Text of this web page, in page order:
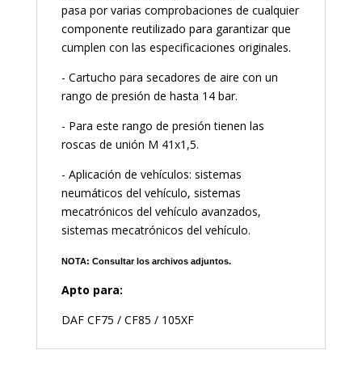
pasa por varias comprobaciones de cualquier
componente reutilizado para garantizar que
cumplen con las especificaciones originales.
- Cartucho para secadores de aire con un
rango de presión de hasta 14 bar.
- Para este rango de presión tienen las
roscas de unión M 41x1,5.
- Aplicación de vehículos: sistemas
neumáticos del vehículo, sistemas
mecatrónicos del vehículo avanzados,
sistemas mecatrónicos del vehículo.
NOTA: Consultar los archivos adjuntos.
Apto para:
DAF CF75 / CF85 / 105XF